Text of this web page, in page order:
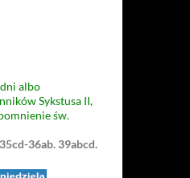
albo
Sykstusa II,
św.
36ab. 39abcd.